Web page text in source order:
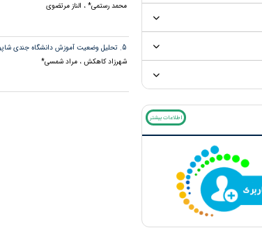
اطلاعات بیشتر
محمد رستمی* ، الناز مرتضوی
5. تحلیل وضعیت آموزش دانشگاه جندی شاپور اهواز بر اساس مدل EFQM
شهرزاد کاهکش ، مراد شمسی*